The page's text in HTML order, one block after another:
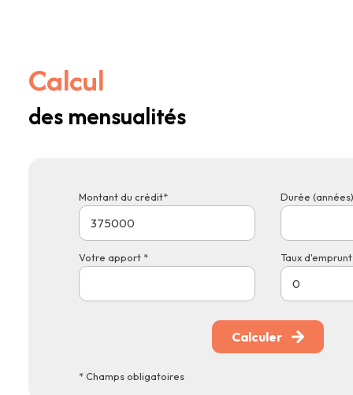
Calcul
des mensualités
Montant du crédit* Durée
Votre apport * Taux d'emprunt
Calculer
* Champs obligatoires